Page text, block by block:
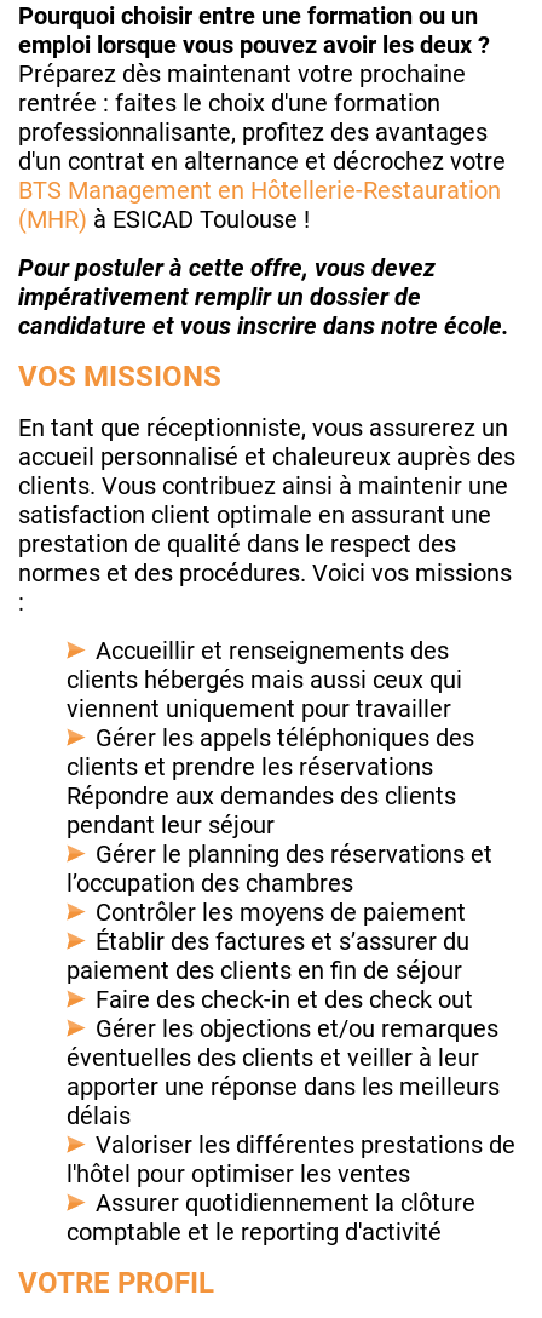
Pourquoi choisir entre une formation ou un
emploi lorsque vous pouvez avoir les deux ?
Préparez dès maintenant votre prochaine
rentrée : faites le choix d'une formation
professionnalisante, profitez des avantages
d'un contrat en alternance et décrochez votre
BTS Management en Hôtellerie-Restauration
(MHR) à ESICAD Toulouse !
Pour postuler à cette offre, vous devez
impérativement remplir un dossier de
candidature et vous inscrire dans notre école.
VOS MISSIONS
En tant que réceptionniste, vous assurerez un
accueil personnalisé et chaleureux auprès des
clients. Vous contribuez ainsi à maintenir une
satisfaction client optimale en assurant une
prestation de qualité dans le respect des
normes et des procédures. Voici vos missions
:
Accueillir et renseignements des
clients hébergés mais aussi ceux qui
viennent uniquement pour travailler
Gérer les appels téléphoniques des
clients et prendre les réservations
Répondre aux demandes des clients
pendant leur séjour
Gérer le planning des réservations et
l’occupation des chambres
Contrôler les moyens de paiement
Établir des factures et s’assurer du
paiement des clients en fin de séjour
Faire des check-in et des check out
Gérer les objections et/ou remarques
éventuelles des clients et veiller à leur
apporter une réponse dans les meilleurs
délais
Valoriser les différentes prestations de
l'hôtel pour optimiser les ventes
Assurer quotidiennement la clôture
comptable et le reporting d'activité
VOTRE PROFIL